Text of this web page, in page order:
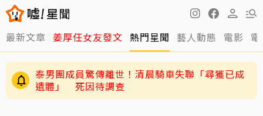
最新文章 姜厚任女友發文 熱門星聞 藝人動態 電影
泰男團成員驚傳離世！清晨騎車失聯「尋獲已成
遺體」 死因待調查